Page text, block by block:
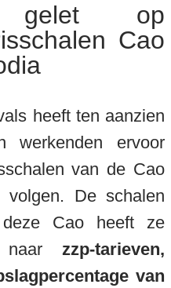
gelet op
Cao
heeft ten aanzien
werkenden ervoor
van de Cao
volgen. De schalen
Cao heeft ze
naar zzp-tarieven,
van